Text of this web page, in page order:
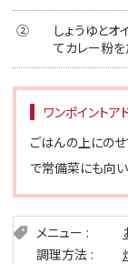
②
しょうゆと
てカレー粉を
ワンポイントア
ごはんの上にの
で常備菜にも向い
メニュー
調理方法